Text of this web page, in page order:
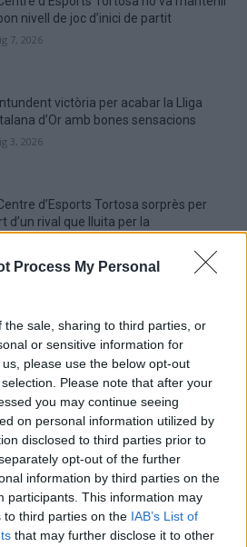
Process My Personal
the sale, sharing to third parties, or
or sensitive information for
please use the below opt-out
Please note that after your
you may continue seeing
on personal information utilized by
disclosed to third parties prior to
opt-out of the further
information by third parties on the
participants. This information may
to third parties on the IAB’s List of
that may further disclose it to other
nivell de joc d’inici de partit
7, 2026
victòria per acabar la Lliga
d’Or amb bones sensacions
3, 2026
d’Esports Tortosa sorprès per
d’un rival que lluita per la
29, 2026